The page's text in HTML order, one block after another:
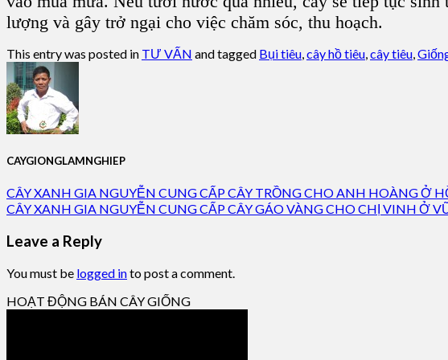
lượng và gây trở ngại cho việc chăm sóc, thu hoạch.
This entry was posted in TƯ VẤN and tagged Bụi tiêu,cây hồ tiêu,cây tiêu,
CAYGIONGLAMNGHIEP
CÂY XANH GIA NGUYỄN CUNG CẤP CÂY TRỒNG CHO ANH HOÀNG Ở
CÂY XANH GIA NGUYỄN CUNG CẤP CÂY GÁO VÀNG CHO CHỊ VINH Ở
Leave a Reply
You must be logged into post a comment.
HOẠT ĐỘNG BÁN CÂY GIỐNG